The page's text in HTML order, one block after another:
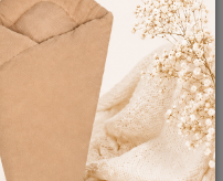
– dětská
bílá